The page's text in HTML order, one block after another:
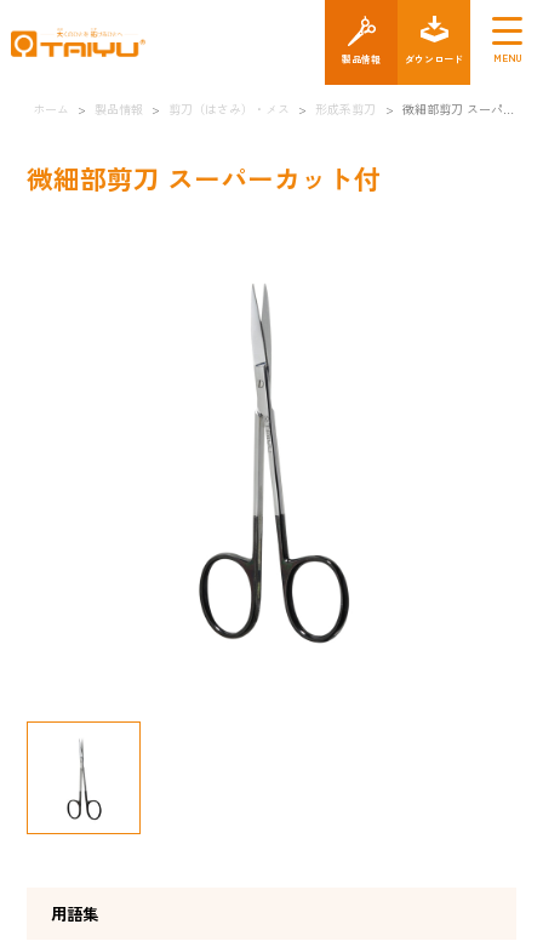
ホーム > 製品情報 > 剪刀（はさみ）・メス > 形成系剪刀 > 微細部剪刀 スーパーカット付
微細部剪刀 スーパーカット付
用語集